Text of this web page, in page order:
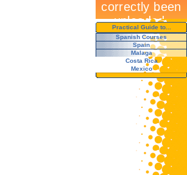
Practical Guide to...
Spanish Courses
Spain
Malaga
Costa Rica
Mexico